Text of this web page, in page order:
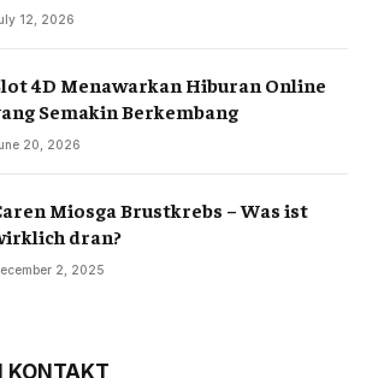
12, 2026
4D Menawarkan Hiburan Online
Semakin Berkembang
20, 2026
Miosga Brustkrebs – Was ist
dran?
2, 2025
KONTAKT